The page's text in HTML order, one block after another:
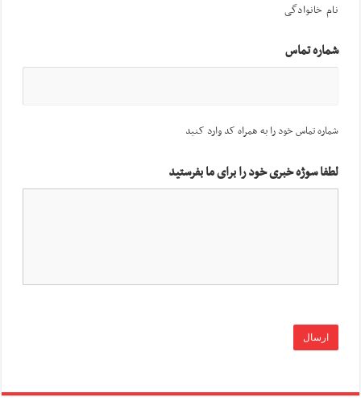
نام خانوادگی
شماره تماس
شماره تماس خود را به همراه کد وارد کنید
لطفا سوژه خبری خود را برای ما بفرستید